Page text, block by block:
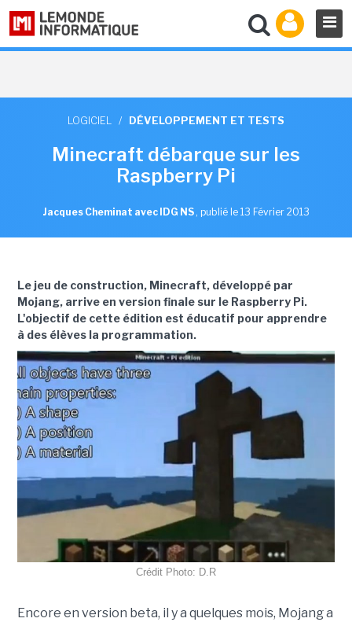
LOGICIEL / DÉVELOPPEMENT ET TESTS
Minecraft débarque sur les
Raspberry Pi
Jacques Cheminat avec IDG NS , publié le 13 Février 2013
Le jeu de construction, Minecraft, développé par
Mojang, arrive en version finale sur le Raspberry Pi.
L'objectif de cette édition est éducatif pour apprendre
à des élèves la programmation.
Crédit Photo: D.R
Encore en version beta, il y a quelques mois, Mojang a